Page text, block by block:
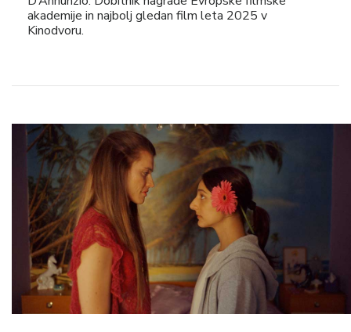
akademije in najbolj gledan film leta 2025 v
Kinodvoru.